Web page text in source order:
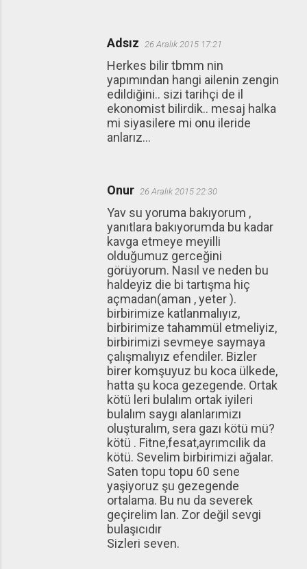
Adsız 26 Aralık 2015 17:21
Herkes bilir tbmm nin
yapımından hangi ailenin zengin
edildiğini.. sizi tarihçi de il
ekonomist bilirdik.. mesaj halka
mi siyasilere mi onu ileride
anlarız...
Onur 26 Aralık 2015 22:30
Yav su yoruma bakıyorum ,
yanıtlara bakıyorumda bu kadar
kavga etmeye meyilli
olduğumuz gerceğini
görüyorum. Nasıl ve neden bu
haldeyiz die bi tartışma hiç
açmadan(aman , yeter ).
birbirimize katlanmalıyız,
birbirimize tahammül etmeliyiz,
birbirimizi sevmeye saymaya
çalışmalıyız efendiler. Bizler
birer komşuyuz bu koca ülkede,
hatta şu koca gezegende. Ortak
kötü leri bulalım ortak iyileri
bulalım saygı alanlarımizı
oluşturalım, sera gazı kötü mü?
kötü . Fitne,fesat,ayrımcılik da
kötü. Sevelim birbirimizi ağalar.
Saten topu topu 60 sene
yaşiyoruz şu gezegende
ortalama. Bu nu da severek
geçirelim lan. Zor değil sevgi
bulaşıcıdır
Sizleri seven.